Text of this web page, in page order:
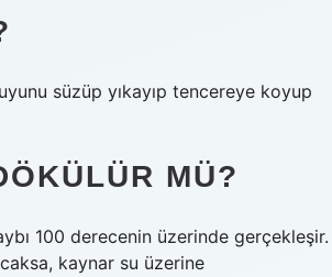
süzüp yıkayıp tencereye koyup
MÜ?
100 derecenin üzerinde gerçekleşir.
kaynar su üzerine